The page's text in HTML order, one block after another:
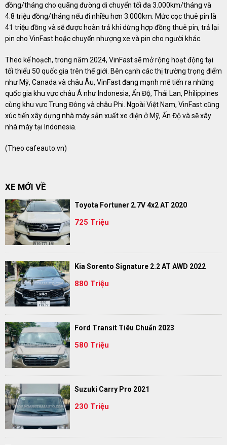
đồng/tháng cho quãng đường di chuyển tối đa 3.000km/tháng và
4.8 triệu đồng/tháng nếu đi nhiều hơn 3.000km. Mức cọc thuê pin là
41 triệu đồng và sẽ được hoàn trả khi dừng hợp đồng thuê pin, trả lại
pin cho VinFast hoặc chuyển nhượng xe và pin cho người khác.
Theo kế hoạch, trong năm 2024, VinFast sẽ mở rộng hoạt động tại
tối thiểu 50 quốc gia trên thế giới. Bên cạnh các thị trường trọng điểm
như Mỹ, Canada và châu Âu, VinFast đang mạnh mẽ tiến ra những
quốc gia khu vực châu Á như Indonesia, Ấn Độ, Thái Lan, Philippines
cùng khu vực Trung Đông và châu Phi. Ngoài Việt Nam, VinFast cũng
xúc tiến xây dựng nhà máy sản xuất xe điện ở Mỹ, Ấn Độ và sẽ xây
nhà máy tại Indonesia.
(Theo cafeauto.vn)
XE MỚI VỀ
Toyota Fortuner 2.7V 4x2 AT 2020
725 Triệu
Kia Sorento Signature 2.2 AT AWD 2022
880 Triệu
Ford Transit Tiêu Chuẩn 2023
580 Triệu
Suzuki Carry Pro 2021
230 Triệu